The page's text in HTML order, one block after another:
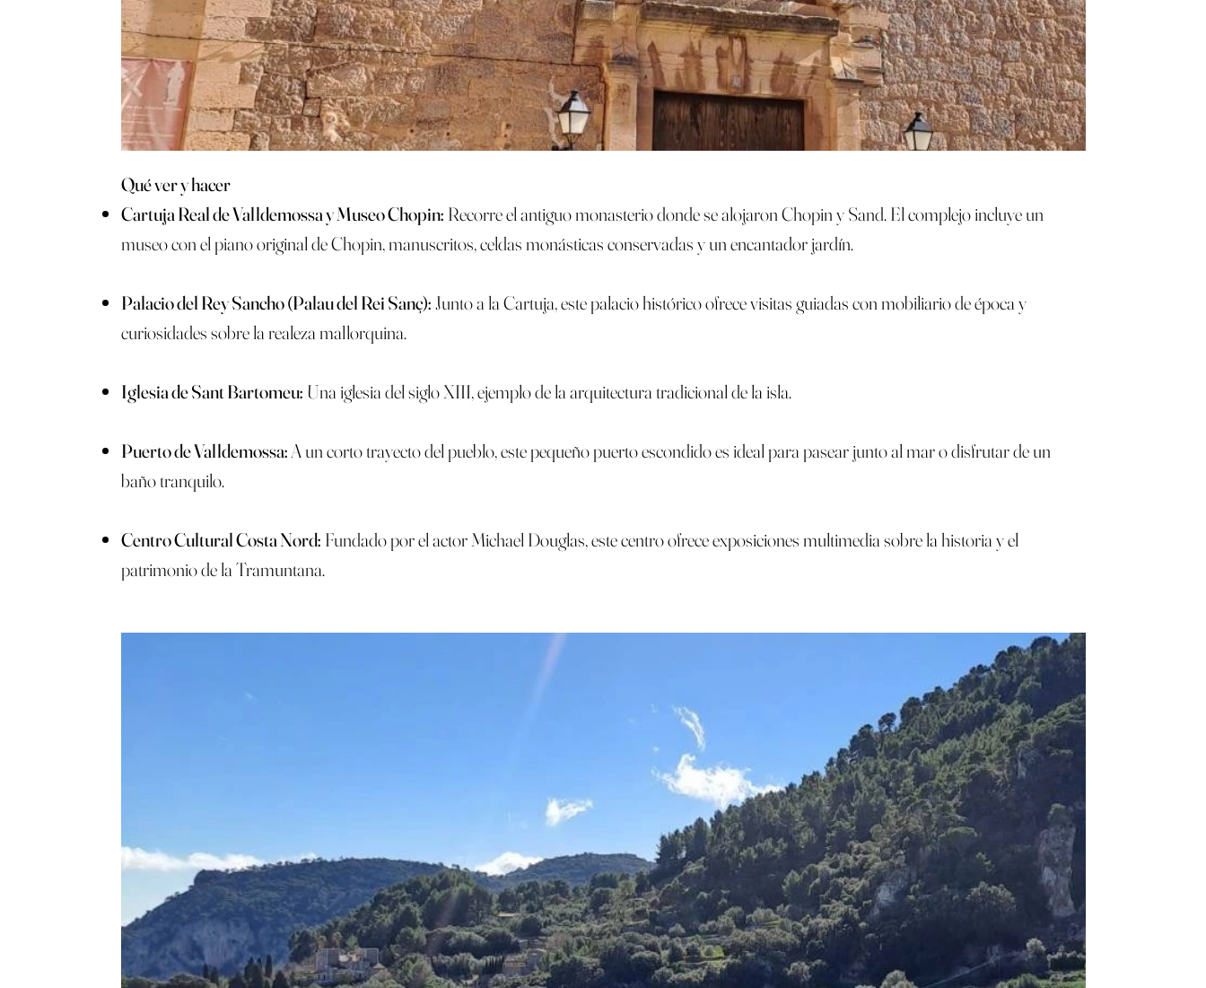
Qué ver y hacer
Cartuja Real de Valldemossa y Museo Chopin: Recorre el antiguo monasterio donde se alojaron Chopin y Sand. El complejo incluye un
museo con el piano original de Chopin, manuscritos, celdas monásticas conservadas y un encantador jardín.
Palacio del Rey Sancho (Palau del Rei Sanç):Junto a la Cartuja, este palacio histórico ofrece visitas guiadas con mobiliario de época y
curiosidades sobre la realeza mallorquina.
Iglesia de Sant Bartomeu: Una iglesia del siglo XIII, ejemplo de la arquitectura tradicional de la isla.
Puerto de Valldemossa:A un corto trayecto del pueblo, este pequeño puerto escondido es ideal para pasear junto al mar o disfrutar de un
baño tranquilo.
Centro Cultural Costa Nord: Fundado por el actor Michael Douglas, este centro ofrece exposiciones multimedia sobre la historia y el
patrimonio de la Tramuntana.